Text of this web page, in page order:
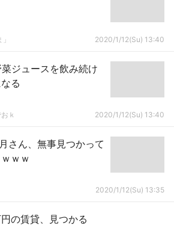
2020/1/12(Su) 13:40
菜ジュースを飲み続け
る
ｋ 2020/1/12(Su) 13:40
さん、無事見つかって
ｗｗ
2020/1/12(Su) 13:35
の賃貸、見つかる